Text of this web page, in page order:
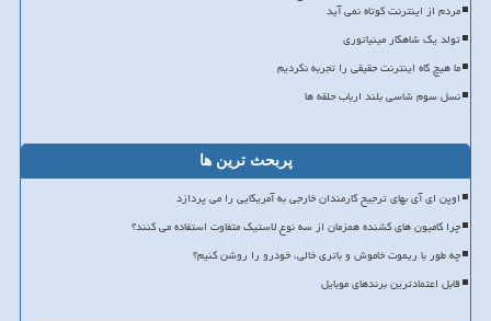
مردم از اینترنت کوتاه نمی آید
تولد یک شاهکار مینیاتوری
ما هیچ گاه اینترنت حقیقی را تجربه نکردیم
نسل سوم شاسی بلند ارباب حلقه ها
پربحث ترین ها
اوپن ای آی بهای ترجیح کارمندان خارجی به آمریکایی را می پردازد
چرا کامیون های کشنده همزمان از سه نوع لاستیک متفاوت استفاده می کنند؟
چه طور با ریموت خاموش و باتری خالی، خودرو را روشن کنیم؟
قابل اعتمادترین برندهای موبایل